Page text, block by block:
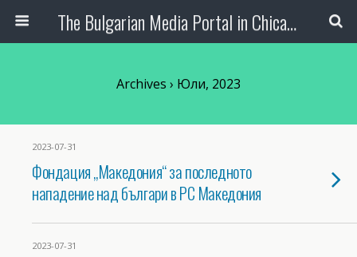
The Bulgarian Media Portal in Chicago
Archives › Юли, 2023
2023-07-31
Фондация „Македония“ за последното
нападение над българи в РС Македония
2023-07-31